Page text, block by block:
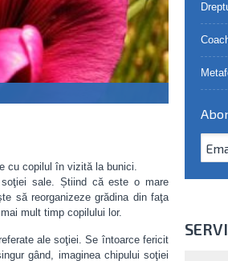
cu copilul în vizită la bunici.
sale. Știind că este o mare
să reorganizeze grădina din faţa
mult timp copilului lor.
ale soţiei. Se întoarce fericit
gând, imaginea chipului soţiei